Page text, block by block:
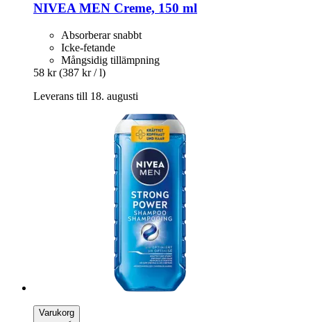
NIVEAMEN Creme, 150 ml
Absorberar snabbt
Icke-fetande
Mångsidig tillämpning
58 kr (387 kr / l)
Leverans till 18. augusti
Varukorg